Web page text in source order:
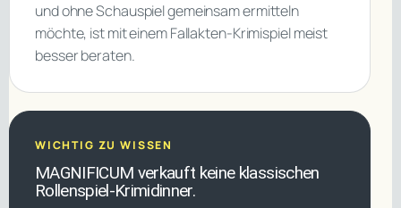
und ohne Schauspiel gemeinsam ermitteln
möchte, ist mit einem Fallakten-Krimispiel meist
besser beraten.
WICHTIG ZU WISSEN
MAGNIFICUM verkauft keine klassischen
Rollenspiel-Krimidinner.